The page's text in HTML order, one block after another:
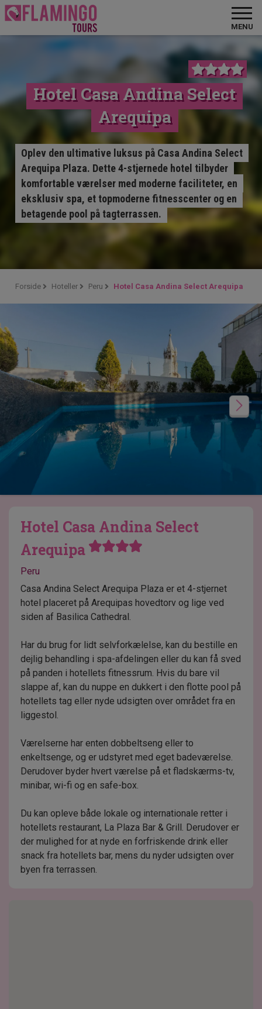
MENU
Hotel Casa Andina Select
Arequipa
Oplev den ultimative luksus på Casa Andina Select
Arequipa Plaza. Dette 4-stjernede hotel tilbyder
komfortable værelser med moderne faciliteter, en
eksklusiv spa, et topmoderne fitnesscenter og en
betagende pool på tagterrassen.
Forside Hoteller Peru Hotel Casa Andina Select Arequipa
Hotel Casa Andina Select
Arequipa
Peru
Casa Andina Select Arequipa Plaza er et 4-stjernet
hotel placeret på Arequipas hovedtorv og lige ved
siden af Basilica Cathedral.
Har du brug for lidt selvforkælelse, kan du bestille en
dejlig behandling i spa-afdelingen eller du kan få sved
på panden i hotellets fitnessrum. Hvis du bare vil
slappe af, kan du nuppe en dukkert i den flotte pool på
hotellets tag eller nyde udsigten over området fra en
liggestol.
Værelserne har enten dobbeltseng eller to
enkeltsenge, og er udstyret med eget badeværelse.
Derudover byder hvert værelse på et fladskærms-tv,
minibar, wi-fi og en safe-box.
Du kan opleve både lokale og internationale retter i
hotellets restaurant, La Plaza Bar & Grill. Derudover er
der mulighed for at nyde en forfriskende drink eller
snack fra hotellets bar, mens du nyder udsigten over
byen fra terrassen.